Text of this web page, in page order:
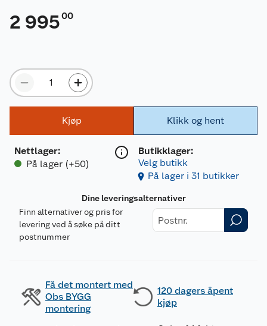
2 99500
Kjøp
Nettlager:
På lager (+50)
Klikk og hent
Butikklager:
Velg butikk
På lager i 31 butikker
Dine leveringsalternativer
Finn alternativer og pris for
levering ved å søke på ditt
postnummer
Få det montert med
Obs BYGG
montering
120 dagers åpent
kjøp